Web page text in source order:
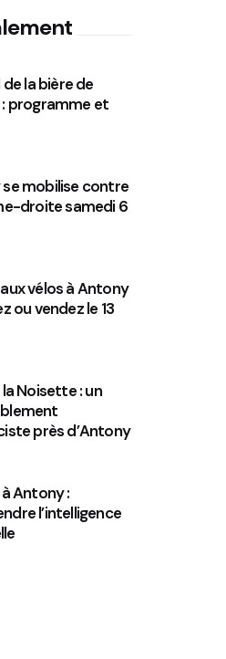
la bière de
: programme et
mobilise contre
droite samedi 6
vélos à Antony
ou vendez le 13
Noisette : un
près d’Antony
Antony :
l’intelligence